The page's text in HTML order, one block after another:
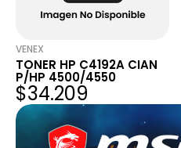
VENEX
TONER HP C4192A CIAN
P/HP 4500/4550
$34.209